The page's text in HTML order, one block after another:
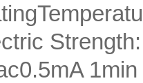
Strength:
1min